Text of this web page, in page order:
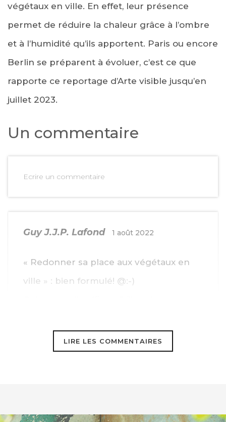
végétaux en ville. En effet, leur présence
permet de réduire la chaleur grâce à l’ombre
et à l’humidité qu’ils apportent. Paris ou encore
Berlin se préparent à évoluer, c’est ce que
rapporte ce reportage d’Arte visible jusqu’en
juillet 2023.
Un commentaire
Ecrire un commentaire
Guy J.J.P. Lafond 1 août 2022
« Redonner sa place aux végétaux en
ville » : bien formulé! @:-)
LIRE LES COMMENTAIRES